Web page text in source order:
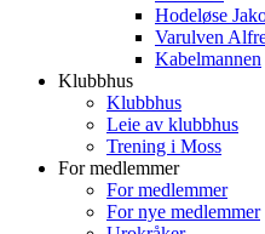
Hodeløse
Varulven
Kabelmannen
Klubbhus
Klubbhus
Leie av klubbhus
Trening i Moss
For medlemmer
For medlemmer
For nye medlemmer